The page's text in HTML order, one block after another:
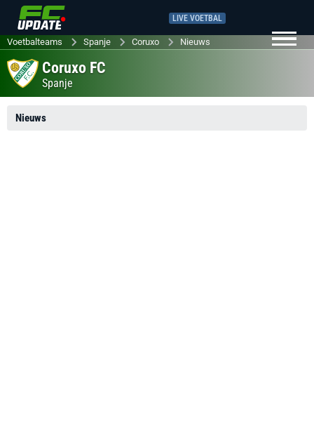
LIVE VOETBAL
Voetbalteams Spanje Coruxo Nieuws
Coruxo FC
Spanje
Nieuws